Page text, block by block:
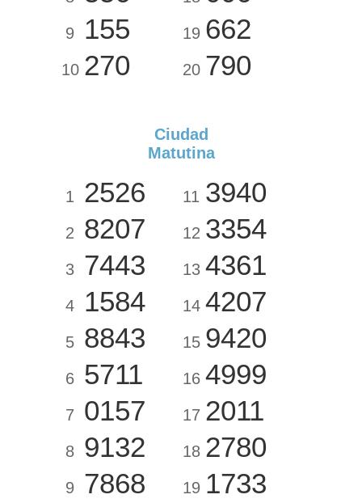
9 155
10 270
19 662
20 790
Ciudad
Matutina
1 2526
2 8207
3 7443
4 1584
5 8843
6 5711
7 0157
8 9132
9 7868
11 3940
12 3354
13 4361
14 4207
15 9420
16 4999
17 2011
18 2780
19 1733